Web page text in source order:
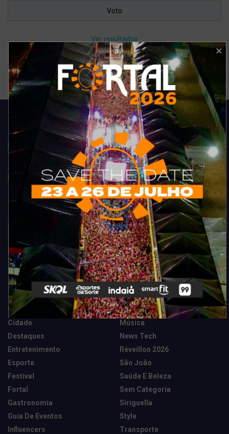
Ver resultados
Arquivo de enquete
Acompanhe todas as novidades do entretenimento na região de
Fortaleza. Dicas, promoções, coberturas exclusivas e muito mais.
Categorias
Camarote Vip Junino
Cidade
Destaques
Entretenimento
Esporte
Festival
Fortal
Gastronomia
Guia De Eventos
Influencers
Marketing E Negócios
Música
News Tech
Réveillon 2026
São João
Saúde E Beleza
Sem Categoria
Siriguella
Style
Transporte